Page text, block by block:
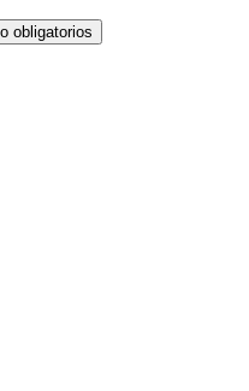
obligatorios